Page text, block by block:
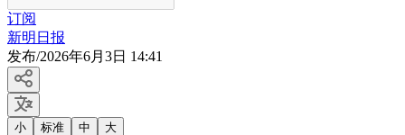
订阅
新明日报
发布/2026年6月3日 14:41
小 标准 中 大